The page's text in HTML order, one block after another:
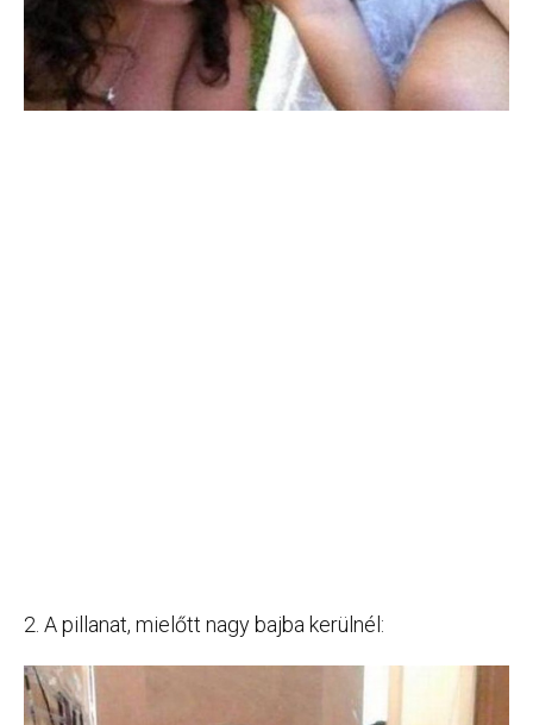
2. A pillanat, mielőtt nagy bajba kerülnél: